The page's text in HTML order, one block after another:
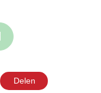
Delen